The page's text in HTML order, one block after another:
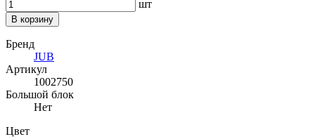
шт
В корзину
Бренд
JUB
Артикул
1002750
Большой блок
Нет
Цвет